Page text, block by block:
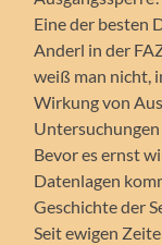
Eine der besten
Anderl in der
weiß man nicht,
Wirkung von
Bevor es ernst
Datenlagen
Geschichte der
Seit ewigen